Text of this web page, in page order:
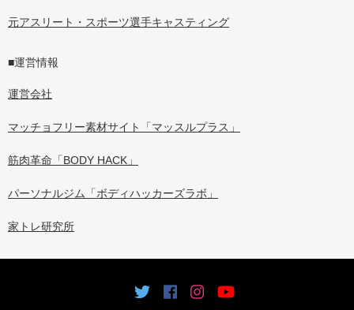
元アスリート・スポーツ選手キャスティング
■運営情報
運営会社
マッチョフリー素材サイト「マッスルプラス」
筋肉革命「BODY HACK」
パーソナルジム「ボディハッカーズラボ」
家トレ研究所